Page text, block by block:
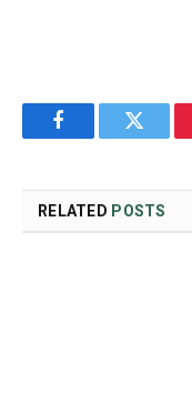
FacebookTwitter
RELATED POSTS